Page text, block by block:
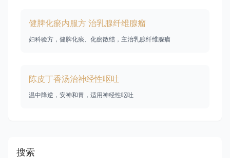
健脾化瘀内服方 治乳腺纤维腺瘤
妇科验方，健脾化痰、化瘀散结，主治乳腺纤维腺瘤
陈皮丁香汤治神经性呕吐
温中降逆，安神和胃，适用神经性呕吐
搜索